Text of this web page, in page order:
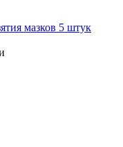
мазков 5 штук